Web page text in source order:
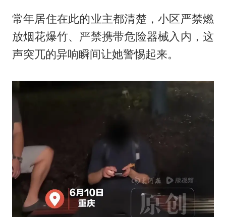
常年居住在此的业主都清楚，小区严禁燃
放烟花爆竹、严禁携带危险器械入内，这
声突兀的异响瞬间让她警惕起来。